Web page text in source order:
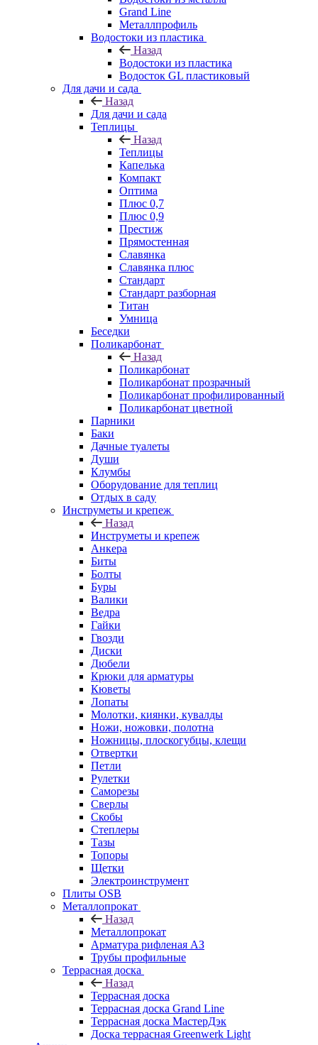
Grand Line
Металлпрофиль
Водостоки из пластика
Назад
Водостоки из пластика
Водосток GL пластиковый
Для дачи и сада
Назад
Для дачи и сада
Теплицы
Назад
Теплицы
Капелька
Компакт
Оптима
Плюс 0,7
Плюс 0,9
Престиж
Прямостенная
Славянка
Славянка плюс
Стандарт
Стандарт разборная
Титан
Умница
Беседки
Поликарбонат
Назад
Поликарбонат
Поликарбонат прозрачный
Поликарбонат профилированный
Поликарбонат цветной
Парники
Баки
Дачные туалеты
Души
Клумбы
Оборудование для теплиц
Отдых в саду
Инструметы и крепеж
Назад
Инструметы и крепеж
Анкера
Биты
Болты
Буры
Валики
Ведра
Гайки
Гвозди
Диски
Дюбели
Крюки для арматуры
Кюветы
Лопаты
Молотки, киянки, кувалды
Ножи, ножовки, полотна
Ножницы, плоскогубцы, клещи
Отвертки
Петли
Рулетки
Саморезы
Сверлы
Скобы
Степлеры
Тазы
Топоры
Щетки
Электроинструмент
Плиты OSB
Металлопрокат
Назад
Металлопрокат
Арматура рифленая АЗ
Трубы профильные
Террасная доска
Назад
Террасная доска
Террасная доска Grand Line
Террасная доска МастерДэк
Доска террасная Greenwerk Light